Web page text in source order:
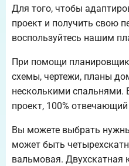
Для того, чтобы
проект и получить свою
воспользуйтесь нашим
При помощи
схемы, чертежи, планы
несколькими спальнями.
проект, 100%
Вы можете выбрать
может быть
вальмовая. Двухскатная